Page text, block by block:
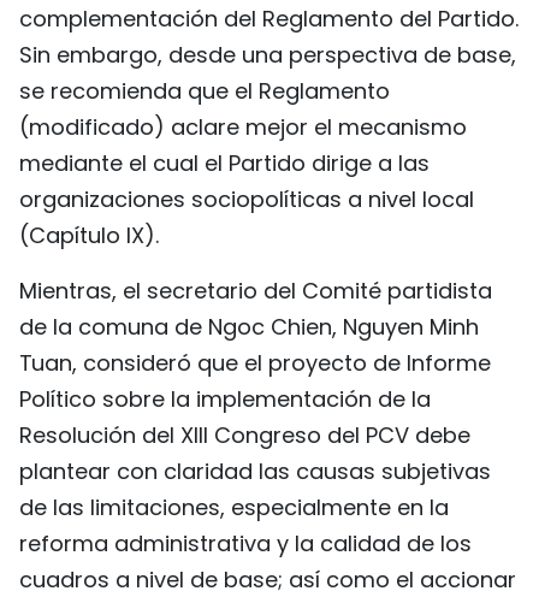
complementación del Reglamento del Partido.
Sin embargo, desde una perspectiva de base,
se recomienda que el Reglamento
(modificado) aclare mejor el mecanismo
mediante el cual el Partido dirige a las
organizaciones sociopolíticas a nivel local
(Capítulo IX).
Mientras, el secretario del Comité partidista
de la comuna de Ngoc Chien, Nguyen Minh
Tuan, consideró que el proyecto de Informe
Político sobre la implementación de la
Resolución del XIII Congreso del PCV debe
plantear con claridad las causas subjetivas
de las limitaciones, especialmente en la
reforma administrativa y la calidad de los
cuadros a nivel de base; así como el accionar